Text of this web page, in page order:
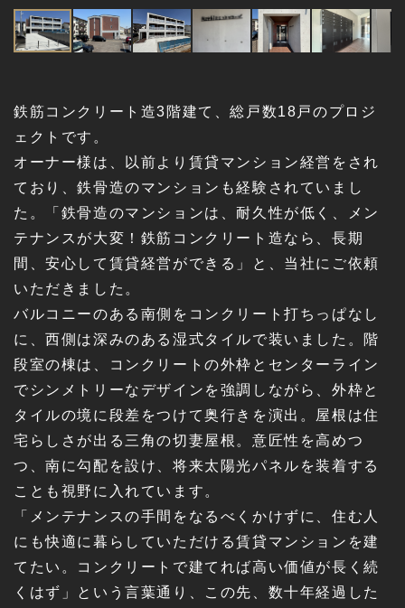
鉄筋コンクリート造3階建て、総戸数18戸のプロジ
ェクトです。
オーナー様は、以前より賃貸マンション経営をされ
ており、鉄骨造のマンションも経験されていまし
た。「鉄骨造のマンションは、耐久性が低く、メン
テナンスが大変！鉄筋コンクリート造なら、長期
間、安心して賃貸経営ができる」と、当社にご依頼
いただきました。
バルコニーのある南側をコンクリート打ちっぱなし
に、西側は深みのある湿式タイルで装いました。階
段室の棟は、コンクリートの外枠とセンターライン
でシンメトリーなデザインを強調しながら、外枠と
タイルの境に段差をつけて奥行きを演出。屋根は住
宅らしさが出る三角の切妻屋根。意匠性を高めつ
つ、南に勾配を設け、将来太陽光パネルを装着する
ことも視野に入れています。
「メンテナンスの手間をなるべくかけずに、住む人
にも快適に暮らしていただける賃貸マンションを建
てたい。コンクリートで建てれば高い価値が長く続
くはず」という言葉通り、この先、数十年経過した